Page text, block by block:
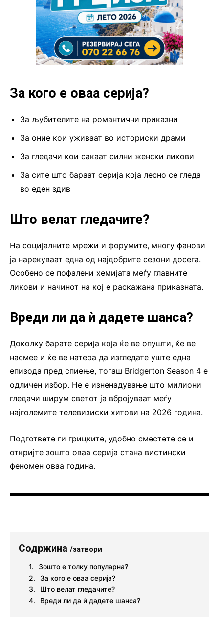
За кого е оваа серија?
За љубителите на романтични приказни
За оние кои уживаат во историски драми
За гледачи кои сакаат силни женски ликови
За сите што бараат серија која лесно се гледа
во еден здив
Што велат гледачите?
На социјалните мрежи и форумите, многу фанови
ја нарекуваат една од најдобрите сезони досега.
Особено се пофалени хемијата меѓу главните
ликови и начинот на кој е раскажана приказната.
Вреди ли да ѝ дадете шанса?
Доколку барате серија која ќе ве опушти, ќе ве
насмее и ќе ве натера да изгледате уште една
епизода пред спиење, тогаш Bridgerton Season 4 е
одличен избор. Не е изненадување што милиони
гледачи ширум светот ја вбројуваат меѓу
најголемите телевизиски хитови на 2026 година.
Подгответе ги грицките, удобно сместете се и
откријте зошто оваа серија стана вистински
феномен оваа година.
Содржина /затвори
Зошто е толку популарна?
За кого е оваа серија?
Што велат гледачите?
Вреди ли да ѝ дадете шанса?